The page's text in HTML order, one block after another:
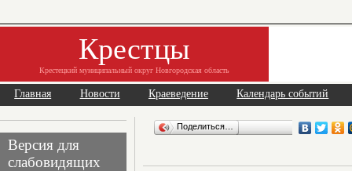
Крестцы
Крестецкий муниципальный округ Новгородская область
Главная Новости Краеведение Календарь событий
Версия для
слабовидящих
Поделиться…